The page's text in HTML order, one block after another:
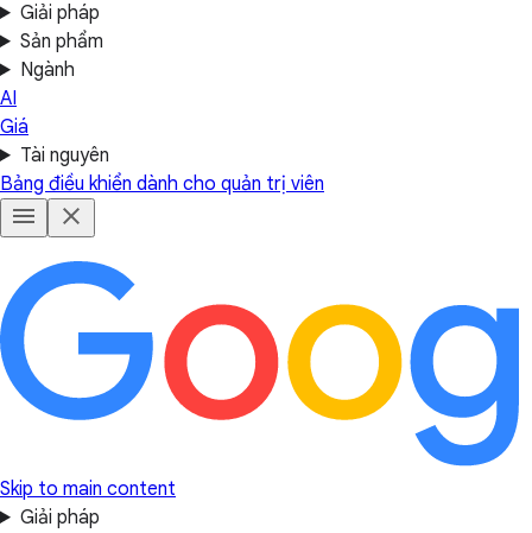
Giải pháp
Sản phẩm
Ngành
AI
Giá
Tài nguyên
Bảng điều khiển dành cho quản trị viên
Skip to main content
Giải pháp